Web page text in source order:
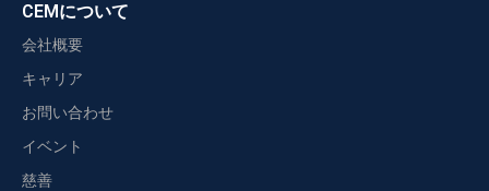
CEMについて
会社概要
キャリア
お問い合わせ
イベント
慈善